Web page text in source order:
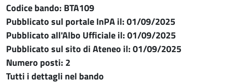
Codice bando: BTA109
Pubblicato sul portale InPA il: 01/09/2025
Pubblicato all'Albo Ufficiale il: 01/09/2025
Pubblicato sul sito di Ateneo il: 01/09/2025
Numero posti: 2
Tutti i dettagli nel bando